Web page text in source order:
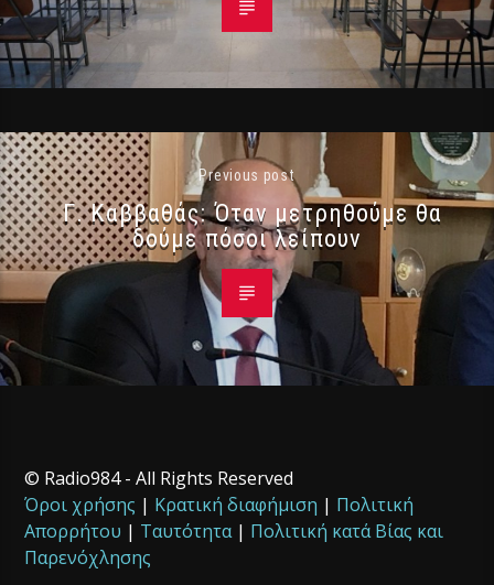
Previous post
Γ. Καββαθάς: Όταν μετρηθούμε θα
δούμε πόσοι λείπουν
© Radio984 - All Rights Reserved
Όροι χρήσης | Κρατική διαφήμιση | Πολιτική
Απορρήτου | Ταυτότητα| Πολιτική κατά Βίας και
Παρενόχλησης